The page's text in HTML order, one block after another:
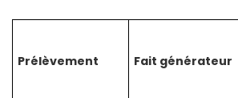
Prélèvement Fait générateur